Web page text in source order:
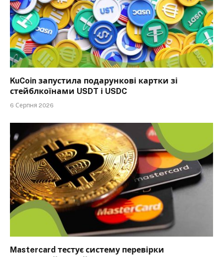
KuCoin запустила подарункові картки зі
стейблкоїнами USDT і USDC
6 Серпня 2026
Mastercard тестує систему перевірки